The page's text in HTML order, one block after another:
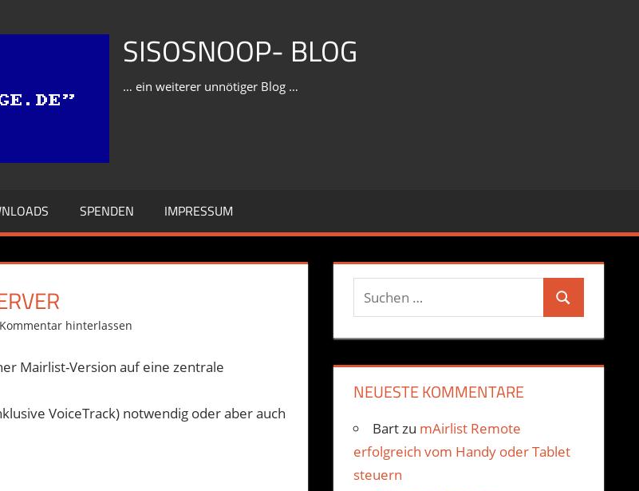
SISOSNOOP- BLOG
… ein weiterer unnötiger Blog …
SPENDEN IMPRESSUM
Kommentar hinterlassen
Mairlist-Version auf eine zentrale
VoiceTrack) notwendig oder aber auch
Suchen
nach:
Suchen
NEUESTE KOMMENTARE
Bart zu mAirlist Remote
erfolgreich vom Handy oder Tablet
steuern